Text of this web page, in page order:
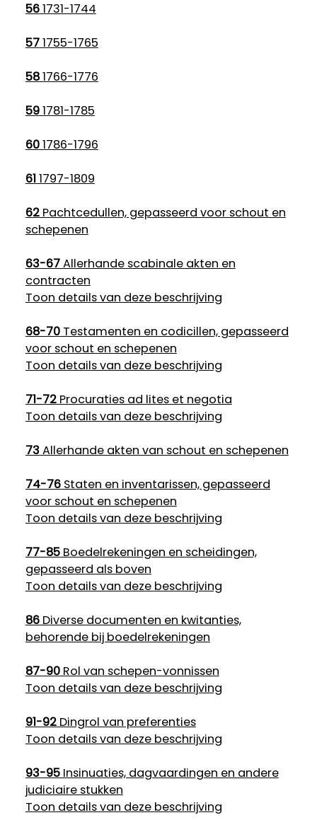
561731-1744
571755-1765
581766-1776
591781-1785
601786-1796
611797-1809
62Pachtcedullen, gepasseerd voor schout en
schepenen
63-67Allerhande scabinale akten en
contracten
Toon details van deze beschrijving
68-70Testamenten en codicillen, gepasseerd
voor schout en schepenen
Toon details van deze beschrijving
71-72Procuraties ad lites et negotia
Toon details van deze beschrijving
73Allerhande akten van schout en schepenen
74-76Staten en inventarissen, gepasseerd
voor schout en schepenen
Toon details van deze beschrijving
77-85Boedelrekeningen en scheidingen,
gepasseerd als boven
Toon details van deze beschrijving
86Diverse documenten en kwitanties,
behorende bij boedelrekeningen
87-90Rol van schepen-vonnissen
Toon details van deze beschrijving
91-92Dingrol van preferenties
Toon details van deze beschrijving
93-95Insinuaties, dagvaardingen en andere
judiciaire stukken
Toon details van deze beschrijving